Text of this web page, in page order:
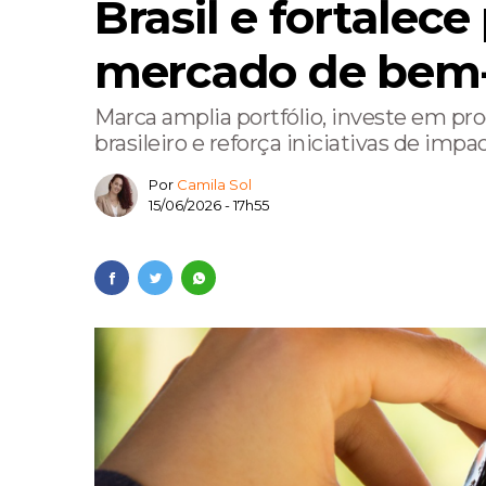
Muito além da
Arquitetura que
Equilíbrio
Instituto
Brasil e
mercado de
Marca amplia portfólio, investe em
brasileiro e reforça iniciativas de
Por Camila Sol
15/06/2026 - 17h55